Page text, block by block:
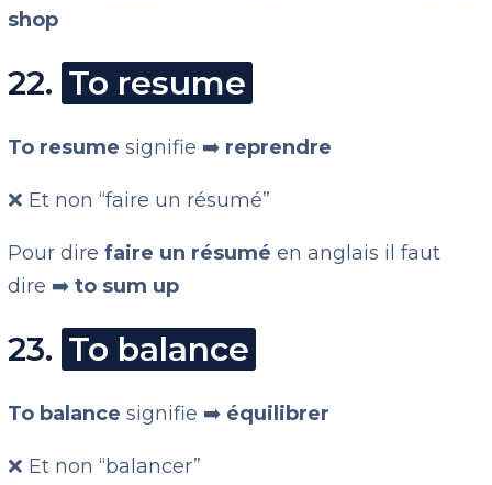
shop
22. To resume
To resumesignifie ➡️ reprendre
❌ Et non “faire un résumé”
Pour direfaire un résuméen anglais il faut
dire ➡️to sum up
23. To balance
To balancesignifie ➡️ équilibrer
❌ Et non “balancer”